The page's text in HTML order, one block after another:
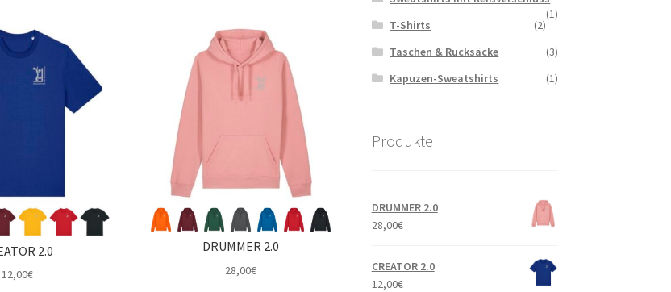
2.0
12,00€
DRUMMER 2.0
28,00€
(1)
T-Shirts
(2)
Taschen & Rucksäcke
(3)
Kapuzen-Sweatshirts
(1)
Produkte
DRUMMER 2.0
28,00€
CREATOR 2.0
12,00€